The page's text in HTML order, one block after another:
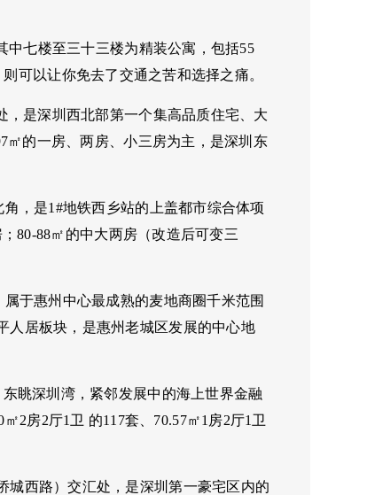
中七楼至三十三楼为精装公寓，包括55
可以让你免去了交通之苦和选择之痛。
，是深圳西北部第一个集高品质住宅、大
㎡的一房、两房、小三房为主，是深圳东
，是1#地铁西乡站的上盖都市综合体项
80-88㎡的中大两房（改造后可变三
于惠州中心最成熟的麦地商圈千米范围
人居板块，是惠州老城区发展的中心地
眺深圳湾，紧邻发展中的海上世界金融
2房2厅1卫 的117套、70.57㎡1房2厅1卫
城西路）交汇处，是深圳第一豪宅区内的